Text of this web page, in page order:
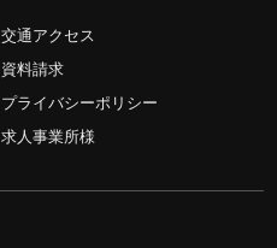
交通アクセス
資料請求
プライバシーポリシー
求人事業所様